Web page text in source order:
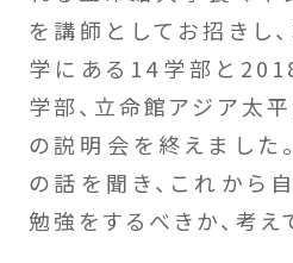
を講師としてお招きし
学にある14学部と
学部、立命館アジア太
の説明会を終えました
の話を聞き、これから
勉強をするべきか、考え